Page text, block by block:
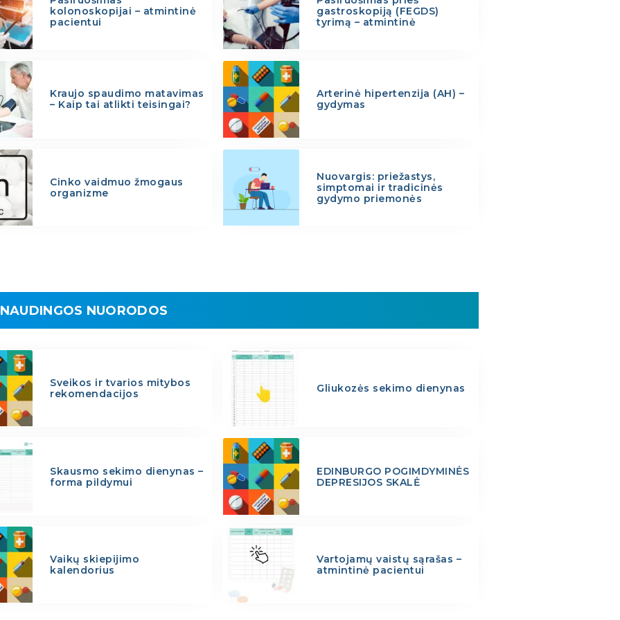
kolonoskopijai – atmintinė
pacientui
gastroskopiją (FEGDS)
tyrimą – atmintinė
Kraujo spaudimo matavimas
– Kaip tai atlikti teisingai?
Arterinė hipertenzija (AH) –
gydymas
Cinko vaidmuo žmogaus
organizme
Nuovargis: priežastys,
simptomai ir tradicinės
gydymo priemonės
NAUDINGOS NUORODOS
Sveikos ir tvarios mitybos
rekomendacijos
Gliukozės sekimo dienynas
Skausmo sekimo dienynas –
forma pildymui
EDINBURGO POGIMDYMINĖS
DEPRESIJOS SKALĖ
Vaikų skiepijimo
kalendorius
Vartojamų vaistų sąrašas –
atmintinė pacientui